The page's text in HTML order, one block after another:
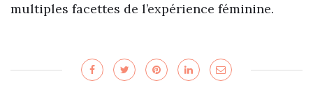
multiples facettes de l’expérience féminine.